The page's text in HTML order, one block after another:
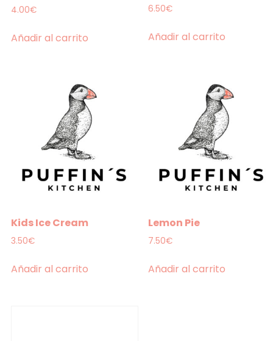
4.00€
Añadir al carrito
6.50€
Añadir al carrito
Kids Ice Cream
3.50€
Añadir al carrito
Lemon Pie
7.50€
Añadir al carrito